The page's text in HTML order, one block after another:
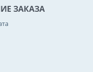
ЗАКАЗА